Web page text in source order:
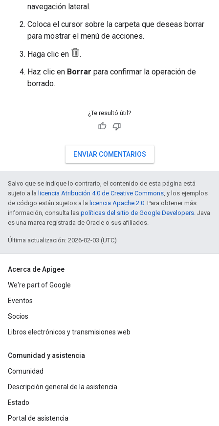
navegación lateral.
Coloca el cursor sobre la carpeta que deseas borrar
para mostrar el menú de acciones.
Haga clic en
.
Haz clic en Borrar para confirmar la operación de
borrado.
¿Te resultó útil?
ENVIAR COMENTARIOS
Salvo que se indique lo contrario, el contenido de esta página está
sujeto a la licencia Atribución 4.0 de Creative Commons , y los ejemplos
de código están sujetos a la licencia Apache 2.0 . Para obtener más
información, consulta las políticas del sitio de Google Developers . Java
es una marca registrada de Oracle o sus afiliados.
Última actualización: 2026-02-03 (UTC)
Acerca de Apigee
We're part of Google
Eventos
Socios
Libros electrónicos y transmisiones web
Comunidad y asistencia
Comunidad
Descripción general de la asistencia
Estado
Portal de asistencia